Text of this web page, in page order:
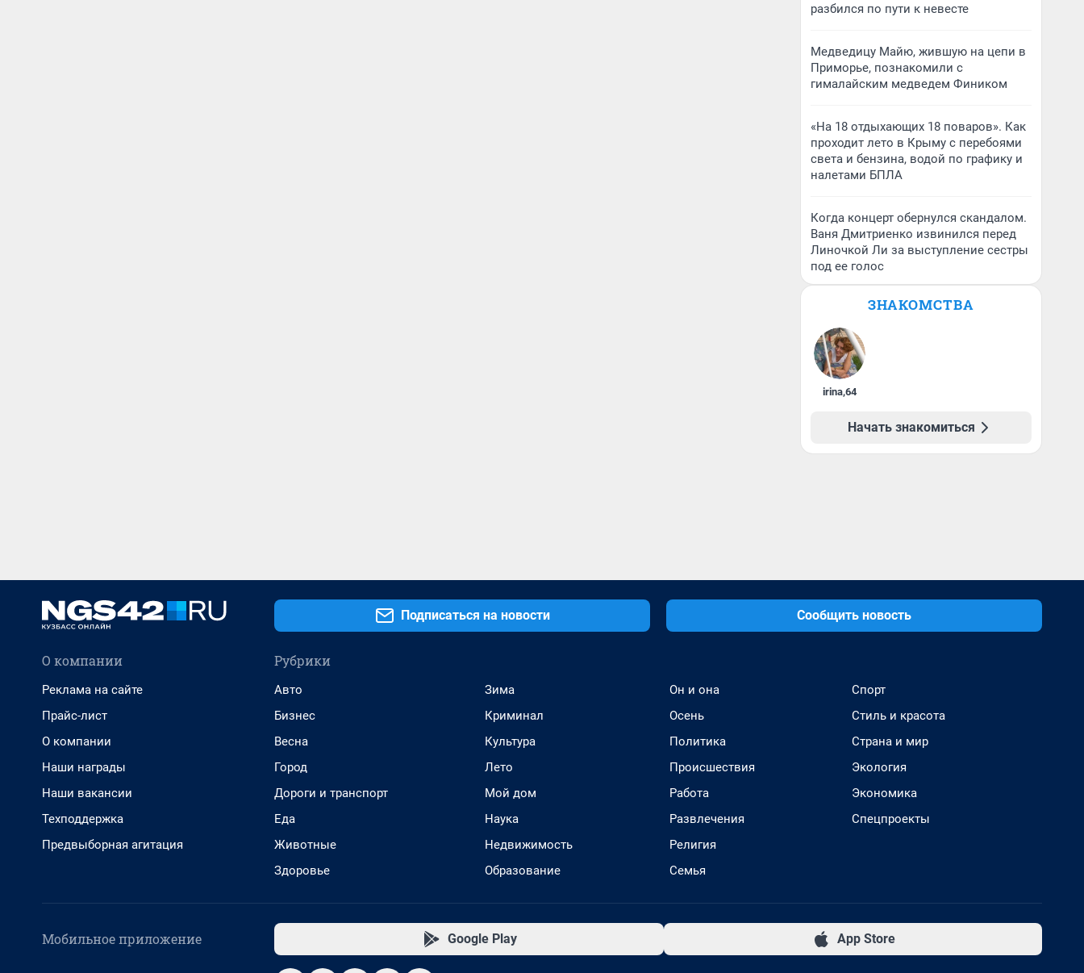
разбился по пути к невесте
Медведицу Майю, жившую на цепи в
Приморье, познакомили с
гималайским медведем Фиником
«На 18 отдыхающих 18 поваров». Как
проходит лето в Крыму с перебоями
света и бензина, водой по графику и
налетами БПЛА
Когда концерт обернулся скандалом.
Ваня Дмитриенко извинился перед
Линочкой Ли за выступление сестры
под ее голос
ЗНАКОМСТВА
irina,64
Начать знакомиться
Подписаться на новости Сообщить новость
О компании
Реклама на сайте
Прайс-лист
О компании
Наши награды
Наши вакансии
Техподдержка
Предвыборная агитация
Рубрики
Авто
Бизнес
Весна
Город
Дороги и транспорт
Еда
Животные
Здоровье
Зима
Криминал
Культура
Лето
Мой дом
Наука
Недвижимость
Образование
Он и она
Осень
Политика
Происшествия
Работа
Развлечения
Религия
Семья
Спорт
Стиль и красота
Страна и мир
Экология
Экономика
Спецпроекты
Мобильное приложение Google Play App Store